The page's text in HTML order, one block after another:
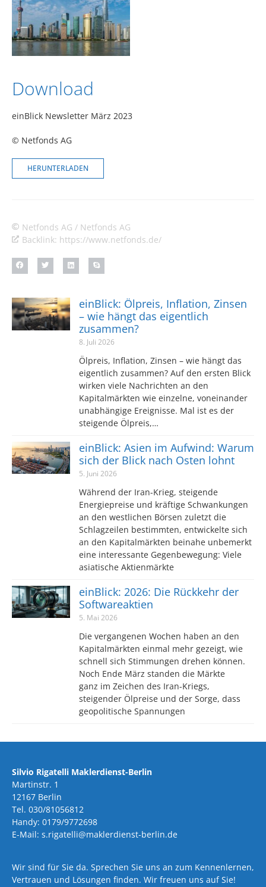
Download
einBlick Newsletter März 2023
© Netfonds AG
HERUNTERLADEN
Netfonds AG / Netfonds AG
Backlink: https://www.netfonds.de/
einBlick: Ölpreis, Inflation, Zinsen
– wie hängt das eigentlich
zusammen?
8. Juli 2026
Ölpreis, Inflation, Zinsen – wie hängt das
eigentlich zusammen? Auf den ersten Blick
wirken viele Nachrichten an den
Kapitalmärkten wie einzelne, voneinander
unabhängige Ereignisse. Mal ist es der
steigende Ölpreis,…
einBlick: Asien im Aufwind: Warum
sich der Blick nach Osten lohnt
5. Juni 2026
Während der Iran-Krieg, steigende
Energiepreise und kräftige Schwankungen
an den westlichen Börsen zuletzt die
Schlagzeilen bestimmten, entwickelte sich
an den Kapitalmärkten beinahe unbemerkt
eine interessante Gegenbewegung: Viele
asiatische Aktienmärkte
einBlick: 2026: Die Rückkehr der
Softwareaktien
5. Mai 2026
Die vergangenen Wochen haben an den
Kapitalmärkten einmal mehr gezeigt, wie
schnell sich Stimmungen drehen können.
Noch Ende März standen die Märkte
ganz im Zeichen des Iran-Kriegs,
steigender Ölpreise und der Sorge, dass
geopolitische Spannungen
Silvio Rigatelli Maklerdienst-Berlin
Martinstr. 1
12167 Berlin
Tel. 030/81056812
Handy: 0179/9772698
E-Mail: s.rigatelli@maklerdienst-berlin.de
Wir sind für Sie da. Sprechen Sie uns an zum Kennenlernen,
Vertrauen und Lösungen finden. Wir freuen uns auf Sie!